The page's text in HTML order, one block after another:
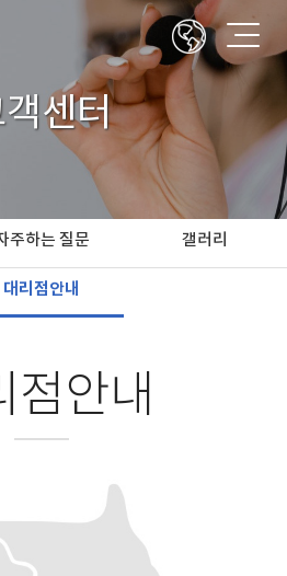
센터
주하는 질문 갤러리
대리점안내
점안내